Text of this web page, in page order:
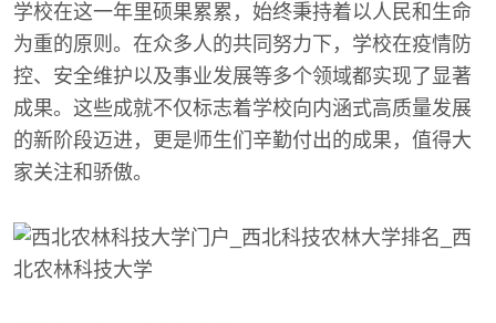
学校在这一年里硕果累累，始终秉持着以人民和生命
为重的原则。在众多人的共同努力下，学校在疫情防
控、安全维护以及事业发展等多个领域都实现了显著
成果。这些成就不仅标志着学校向内涵式高质量发展
的新阶段迈进，更是师生们辛勤付出的成果，值得大
家关注和骄傲。